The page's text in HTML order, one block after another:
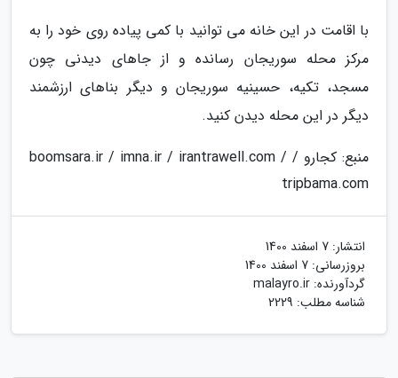
با اقامت در این خانه می توانید با کمی پیاده روی خود را به
مرکز محله سوریجان رسانده و از جاهای دیدنی چون
مسجد، تکیه، حسینیه سوریجان و دیگر بناهای ارزشمند
دیگر در این محله دیدن کنید.
منبع: کجارو / boomsara.ir / imna.ir / irantrawell.com /
tripbama.com
انتشار: 7 اسفند 1400
بروزرسانی: 7 اسفند 1400
گردآورنده: malayro.ir
شناسه مطلب: 2229